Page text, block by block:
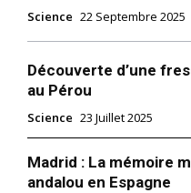
Science 22 Septembre 2025
Découverte d’une
au Pérou
Science 23 Juillet 2025
Madrid : La mémoire
andalou en Espagne